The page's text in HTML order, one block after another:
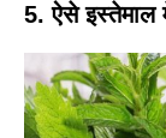
5. ऐसे